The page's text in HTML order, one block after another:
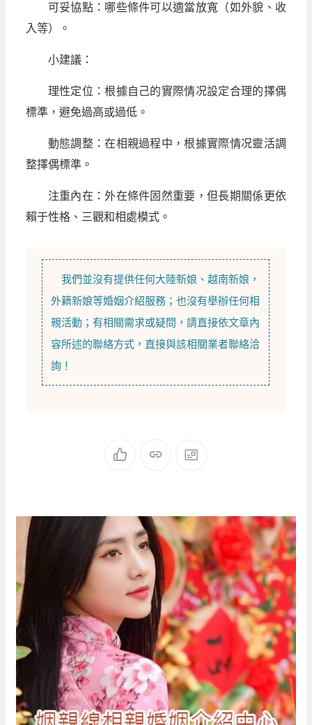
可妥協點：哪些條件可以適當放寬（如外貌、收
入等）。
小建議：
理性定位：根據自己的實際情况設定合理的擇偶
標準，避免過高或過低。
動態調整：在相親過程中，根據實際情况靈活調
整擇偶標準。
注重內在：外在條件固然重要，但長期關係更依
賴于性格、三觀和相處模式。
我們並沒有提供任何大陸新娘 、越南新娘 ，
外籍新娘等婚姻介紹服務；也沒有舉辦任何相
親活動；有相關需求或疑問，請直接依文章內
容所述的聯絡方式，直接與該相關業者聯絡洽
詢！